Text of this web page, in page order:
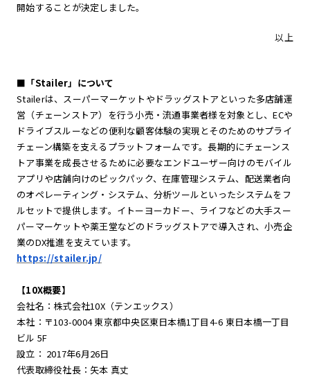
開始することが決定しました。
以上
■「Stailer」について
Stailerは、スーパーマーケットやドラッグストアといった多店舗運
営（チェーンストア）を行う小売・流通事業者様を対象とし、ECや
ドライブスルーなどの便利な顧客体験の実現とそのためのサプライ
チェーン構築を支えるプラットフォームです。長期的にチェーンス
トア事業を成長させるために必要なエンドユーザー向けのモバイル
アプリや店舗向けのピックパック、在庫管理システム、配送業者向
のオペレーティング・システム、分析ツールといったシステムをフ
ルセットで提供します。イトーヨーカドー、ライフなどの大手スー
パーマーケットや薬王堂などのドラッグストアで導入され、小売企
業のDX推進を支えています。
https://stailer.jp/
【10X概要】
会社名：株式会社10X（テンエックス）
本社：〒103-0004 東京都中央区東日本橋1丁目4-6 東日本橋一丁目
ビル 5F
設立： 2017年6月26日
代表取締役社長：矢本 真丈